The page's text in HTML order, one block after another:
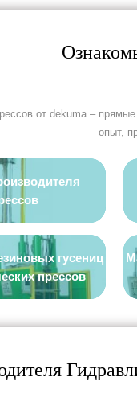
от dekuma –
опыт,
гусениц
прессов